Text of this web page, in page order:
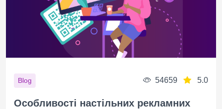
Blog 54659 5.0
Особливості настільних рекламних